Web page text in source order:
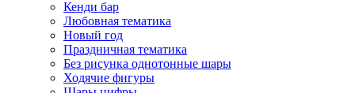
Кенди бар
Любовная тематика
Новый год
Праздничная тематика
Без рисунка однотонные шары
Ходячие фигуры